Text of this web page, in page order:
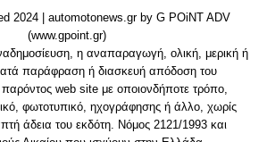
2024 | automotonews.gr by G POiNT ADV
(www.gpoint.gr)
η αναπαραγωγή, ολική, μερική ή
παράφραση ή διασκευή απόδοση του
παρόντος web site με οποιονδήποτε τρόπο,
φωτοτυπικό, ηχογράφησης ή άλλο, χωρίς
άδεια του εκδότη. Νόμος 2121/1993 και